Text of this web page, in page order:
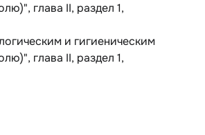
глава II, раздел 1,
и гигиеническим
глава II, раздел 1,